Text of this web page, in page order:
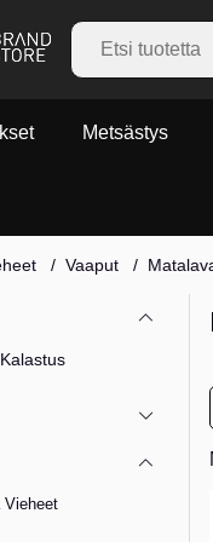
Metsästys
Vaaput
Vieheet